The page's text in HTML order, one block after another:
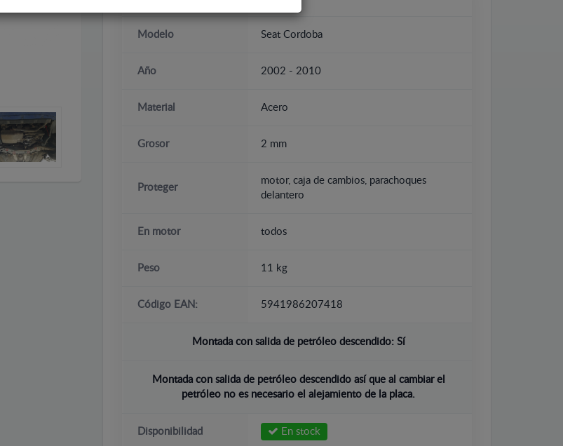
Modelo Seat Cordoba
Año 2002 - 2010
Material Acero
Grosor 2 mm
Proteger
motor, caja de cambios, parachoques
delantero
En motor todos
Peso 11 kg
Código EAN: 5941986207418
Montada con salida de petróleo descendido: Sí
Montada con salida de petróleo descendido así que al cambiar el
petróleo no es necesario el alejamiento de la placa.
Disponibilidad En stock